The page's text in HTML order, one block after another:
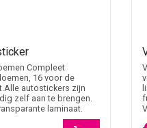
donkere bloemenstickers
voertuigstyling
om voertuigen een
Compleet
16 voor de
autostickers zijn
zelf aan te brengen.
laminaat.